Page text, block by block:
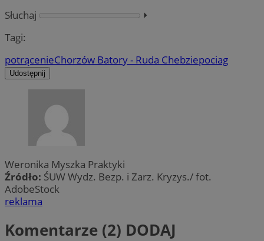
Słuchaj
⏵︎
Tagi:
potrącenieChorzów Batory - Ruda Chebziepociag
Udostępnij
Weronika Myszka Praktyki
Źródło: ŚUW Wydz. Bezp. i Zarz. Kryzys./ fot.
AdobeStock
reklama
Komentarze (2) DODAJ